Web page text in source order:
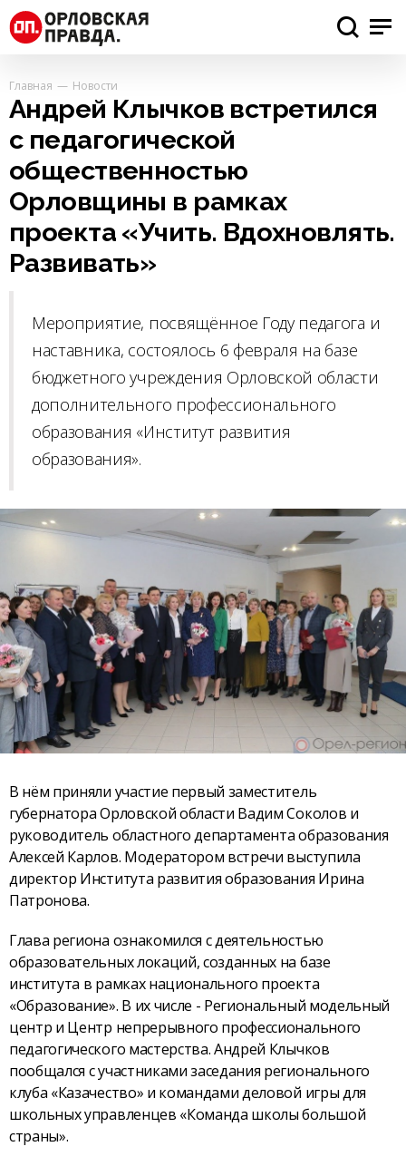
Главная Новости
Андрей Клычков встретился
с педагогической
общественностью
Орловщины в рамках
проекта «Учить. Вдохновлять.
Развивать»
Мероприятие, посвящённое Году педагога и
наставника, состоялось 6 февраля на базе
бюджетного учреждения Орловской области
дополнительного профессионального
образования «Институт развития
образования».
В нём приняли участие первый заместитель
губернатора Орловской области Вадим Соколов и
руководитель областного департамента образования
Алексей Карлов. Модератором встречи выступила
директор Института развития образования Ирина
Патронова.
Глава региона ознакомился с деятельностью
образовательных локаций, созданных на базе
института в рамках национального проекта
«Образование». В их числе - Региональный модельный
центр и Центр непрерывного профессионального
педагогического мастерства. Андрей Клычков
пообщался с участниками заседания регионального
клуба «Казачество» и командами деловой игры для
школьных управленцев «Команда школы большой
страны».